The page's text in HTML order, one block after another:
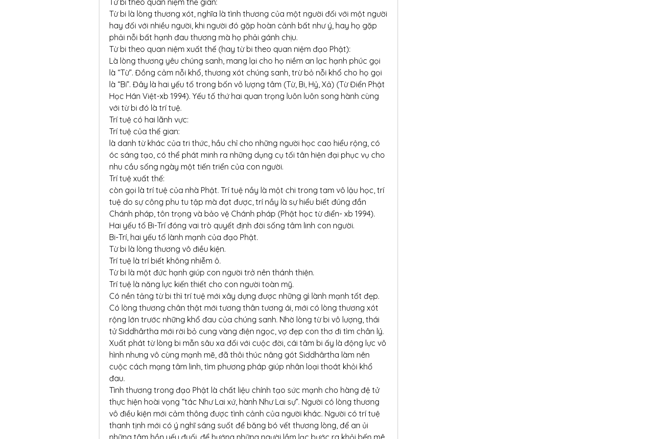
Từ bi là lòng thương xót, nghĩa là tình thương của một người đối với một người
hay đối với nhiều người, khi người đó gặp hoàn cảnh bất như ý, hay họ gặp
phải nỗi bất hạnh đau thương mà họ phải gánh chịu.
Từ bi theo quan niệm xuất thế (hay từ bi theo quan niệm đạo Phật):
Là lòng thương yêu chúng sanh, mang lại cho họ niềm an lạc hạnh phúc gọi
là “Từ”. Đồng cảm nỗi khổ, thương xót chúng sanh, trừ bỏ nỗi khổ cho họ gọi
là “Bi”. Đây là hai yếu tố trong bốn vô lượng tâm (Từ, Bi, Hỷ, Xả) (Từ Điển Phật
Học Hán Việt-xb 1994). Yếu tố thứ hai quan trọng luôn luôn song hành cùng
với từ bi đó là trí tuệ.
Trí tuệ có hai lãnh vực:
Trí tuệ của thế gian:
là danh từ khác của tri thức, hầu chỉ cho những người học cao hiểu rộng, có
óc sáng tạo, có thể phát minh ra những dụng cụ tối tân hiện đại phục vụ cho
nhu cầu sống ngày một tiến triển của con người.
Trí tuệ xuất thế:
còn gọi là trí tuệ của nhà Phật. Trí tuệ nầy là một chi trong tam vô lậu học, trí
tuệ do sự công phu tu tập mà đạt được, trí nầy là sự hiểu biết đúng đắn
Chánh pháp, tôn trọng và bảo vệ Chánh pháp (Phật học từ điển- xb 1994).
Hai yếu tố Bi-Trí đóng vai trò quyết định đời sống tâm linh con người.
Bi-Trí, hai yếu tố lành mạnh của đạo Phật.
Từ bi là lòng thương vô điều kiện.
Trí tuệ là trí biết không nhiễm ô.
Từ bi là một đức hạnh giúp con người trở nên thánh thiện.
Trí tuệ là năng lực kiến thiết cho con người toàn mỹ.
Có nền tảng từ bi thì trí tuệ mới xây dựng được những gì lành mạnh tốt đẹp.
Có lòng thương chân thật mới tương thân tương ái, mới có lòng thương xót
rộng lớn trước những khổ đau của chúng sanh. Nhờ lòng từ bi vô lượng, thái
tử Siddhârtha mới rời bỏ cung vàng điện ngọc, vợ đẹp con thơ đi tìm chân lý.
Xuất phát từ lòng bi mẫn sâu xa đối với cuộc đời, cái tâm bi ấy là động lực vô
hình nhưng vô cùng mạnh mẽ, đã thôi thúc nâng gót Siddhârtha làm nên
cuộc cách mạng tâm linh, tìm phương pháp giúp nhân loại thoát khỏi khổ
đau.
Tình thương trong đạo Phật là chất liệu chính tạo sức mạnh cho hàng đệ tử
thực hiện hoài vọng “tác Như Lai xứ, hành Như Lai sự”. Người có lòng thương
vô điều kiện mới cảm thông được tình cảnh của người khác. Người có trí tuệ
thanh tịnh mới có ý nghĩ sáng suốt để băng bó vết thương lòng, để an ủi
những tâm hồn yếu đuối, để hướng những người lầm lạc bước ra khỏi bến mê.